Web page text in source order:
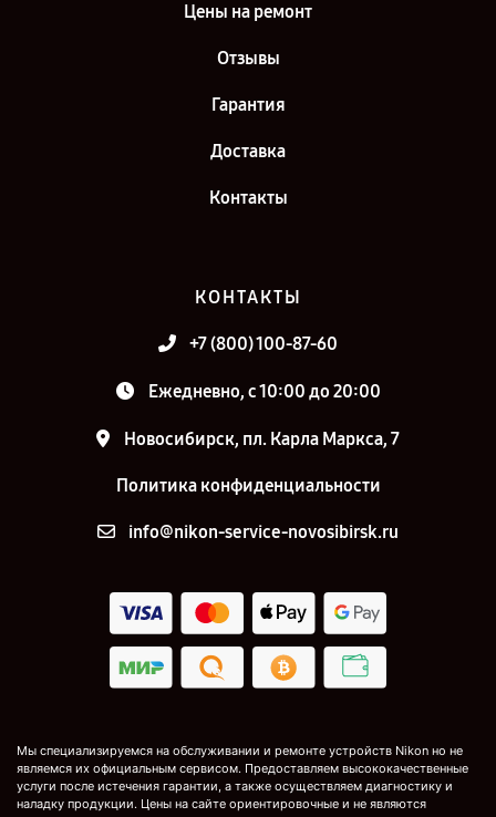
Цены на ремонт
Отзывы
Гарантия
Доставка
Контакты
КОНТАКТЫ
+7 (800) 100-87-60
Ежедневно, с 10:00 до 20:00
Новосибирск, пл. Карла Маркса, 7
Политика конфиденциальности
info@nikon-service-novosibirsk.ru
Мы специализируемся на обслуживании и ремонте устройств Nikon но не
являемся их официальным сервисом. Предоставляем высококачественные
услуги после истечения гарантии, а также осуществляем диагностику и
наладку продукции. Цены на сайте ориентировочные и не являются